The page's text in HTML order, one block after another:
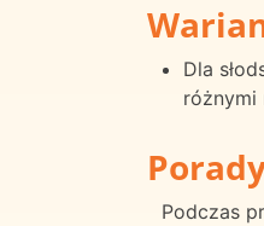
Dla
różnymi
Podczas